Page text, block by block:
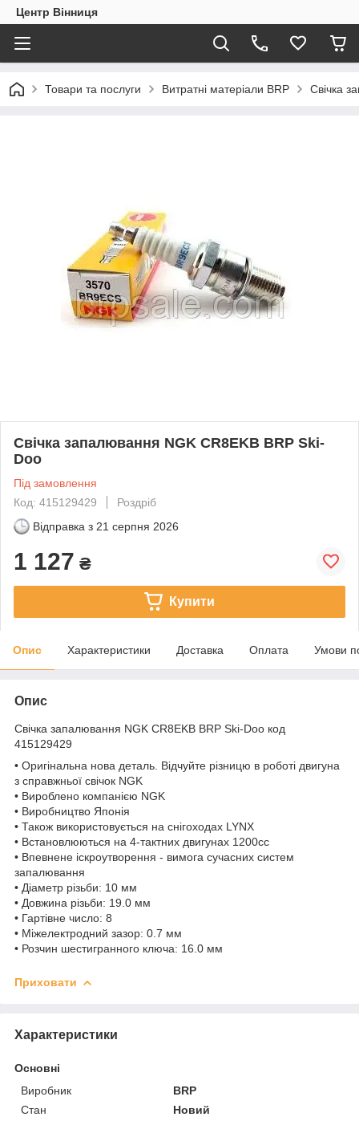
Центр Вінниця
Товари та послуги Витратні матеріали BRP Свічка
Свічка запалювання NGK CR8EKB BRP Ski-
Doo
Під замовлення
Код: 415129429
Роздріб
Відправка з 21 серпня 2026
1 127 ₴
Купити
Опис Характеристики Доставка Оплата Умови
Опис
Свічка запалювання NGK CR8EKB BRP Ski-Doo код
415129429
• Оригінальна нова деталь. Відчуйте різницю в роботі двигуна
з справжньої свічок NGK
• Вироблено компанією NGK
• Виробництво Японія
• Також використовується на снігоходах LYNX
• Встановлюються на 4-тактних двигунах 1200сс
• Впевнене іскроутворення - вимога сучасних систем
запалювання
• Діаметр різьби: 10 мм
• Довжина різьби: 19.0 мм
• Гартівне число: 8
• Міжелектродний зазор: 0.7 мм
• Розчин шестигранного ключа: 16.0 мм
Приховати
Характеристики
Основні
Виробник
BRP
Стан
Новий